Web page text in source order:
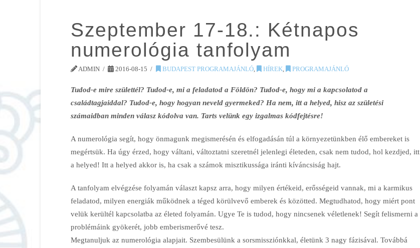
Szeptember 17-18.: Kétnapos
numerológia tanfolyam
ADMIN 2016-08-15 BUDAPEST PROGRAMAJÁNLÓ, HÍREK, PROGRAMAJÁNLÓ
Tudod-e mire születtél? Tudod-e, mi a feladatod a Földön? Tudod-e, hogy mi a kapcsolatod a
családtagjaiddal? Tudod-e, hogy hogyan neveld gyermeked? Ha nem, itt a helyed, hisz az születési
számaidban minden válasz kódolva van. Tarts velünk egy izgalmas kódfejtésre!
A numerológia segít, hogy önmagunk megismerésén és elfogadásán túl a környezetünkben élő embereket is
megértsük. Ha úgy érzed, hogy váltani, változtatni szeretnél jelenlegi életeden, csak nem tudod, hol kezdjed, itt
a helyed! Itt a helyed akkor is, ha csak a számok misztikussága iránti kíváncsiság hajt.
A tanfolyam elvégzése folyamán választ kapsz arra, hogy milyen értékeid, erősségeid vannak, mi a karmikus
feladatod, milyen energiák működnek a téged körülvevő emberek és közötted. Megtudhatod, hogy miért pont
velük kerültél kapcsolatba az életed folyamán. Ugye Te is tudod, hogy nincsenek véletlenek! Segít felismerni a
problémáink gyökerét, jobb emberismerővé tesz.
Megtanuljuk az numerológia alapjait. Szembesülünk a sorsmissziónkkal, életünk 3 nagy fázisával. Továbbá